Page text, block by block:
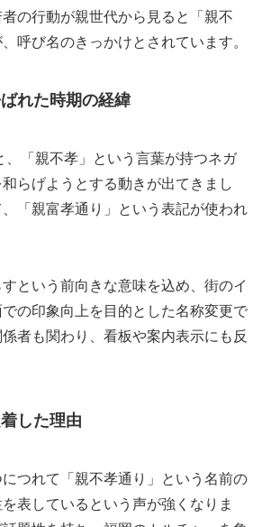
の行動が親世代から見ると「親不
呼び名のきっかけとされています。
れた時期の経緯
、「親不孝」という言葉が持つネガ
らげようとする動きが出てきまし
「親富孝通り」という表記が使われ
という前向きな意味を込め、街のイ
の印象向上を目的とした名称変更で
者も関わり、看板や案内表示にも反
した理由
つれて「親不孝通り」という名前の
表しているという声が強くなりま